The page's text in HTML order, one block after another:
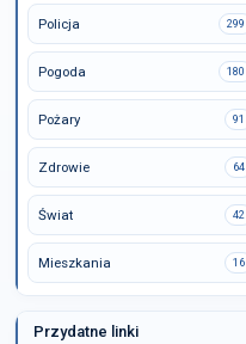
Policja 299
Pogoda 180
Pożary 91
Zdrowie 64
Świat 42
Mieszkania 16
Przydatne linki